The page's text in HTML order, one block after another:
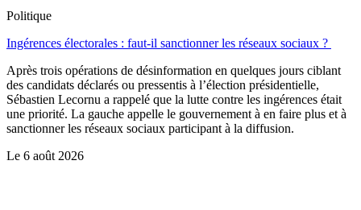
Politique
Ingérences électorales : faut-il sanctionner les réseaux sociaux ?
Après trois opérations de désinformation en quelques jours ciblant
des candidats déclarés ou pressentis à l’élection présidentielle,
Sébastien Lecornu a rappelé que la lutte contre les ingérences était
une priorité. La gauche appelle le gouvernement à en faire plus et à
sanctionner les réseaux sociaux participant à la diffusion.
Le 6 août 2026